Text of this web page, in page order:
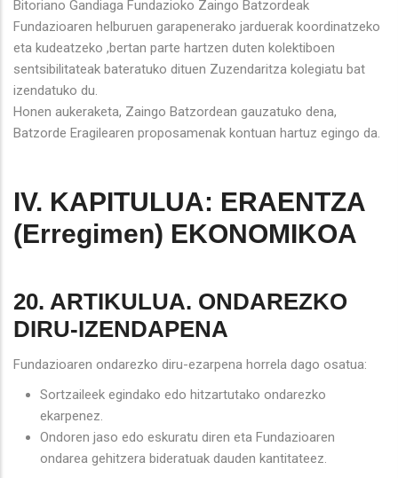
Bitoriano Gandiaga Fundazioko Zaingo Batzordeak
Fundazioaren helburuen garapenerako jarduerak koordinatzeko
eta kudeatzeko ,bertan parte hartzen duten kolektiboen
sentsibilitateak bateratuko dituen Zuzendaritza kolegiatu bat
izendatuko du.
Honen aukeraketa, Zaingo Batzordean gauzatuko dena,
Batzorde Eragilearen proposamenak kontuan hartuz egingo da.
IV. KAPITULUA: ERAENTZA
(Erregimen) EKONOMIKOA
20. ARTIKULUA. ONDAREZKO
DIRU-IZENDAPENA
Fundazioaren ondarezko diru-ezarpena horrela dago osatua:
Sortzaileek egindako edo hitzartutako ondarezko
ekarpenez.
Ondoren jaso edo eskuratu diren eta Fundazioaren
ondarea gehitzera bideratuak dauden kantitateez.